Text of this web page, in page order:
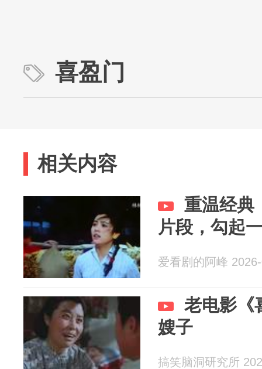
喜盈门
相关内容
重温经典
片段，勾起
爱看剧的阿峰
老电影《
嫂子
搞笑脑洞研究所